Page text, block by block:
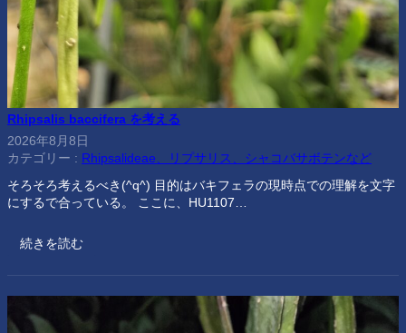
Rhipsalis baccifera を考える
2026年8月8日
カテゴリー : Rhipsalideae、リプサリス、シャコバサボテンなど
そろそろ考えるべき(^q^) 目的はバキフェラの現時点での理解を文字
にするで合っている。 ここに、HU1107…
続きを読む